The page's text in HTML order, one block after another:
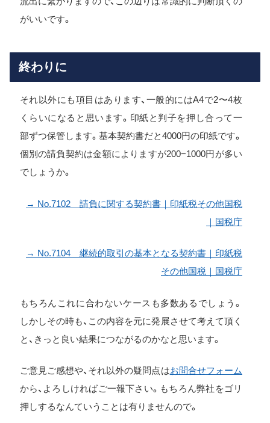
がいいです。
終わりに
それ以外にも項目はあります、一般的にはA4で2〜4枚
くらいになると思います。印紙と判子を押し合って一
部ずつ保管します。基本契約書だと4000円の印紙です。
個別の請負契約は金額によりますが200−1000円が多い
でしょうか。
→ No.7102 請負に関する契約書｜印紙税その他国税
｜国税庁
→ No.7104 継続的取引の基本となる契約書｜印紙税
その他国税｜国税庁
もちろんこれに合わないケースも多数あるでしょう。
しかしその時も、この内容を元に発展させて考えて頂く
と、きっと良い結果につながるのかなと思います。
ご意見ご感想や、それ以外の疑問点はお問合せフォーム
から、よろしければご一報下さい。もちろん弊社をゴリ
押しするなんていうことは有りませんので。